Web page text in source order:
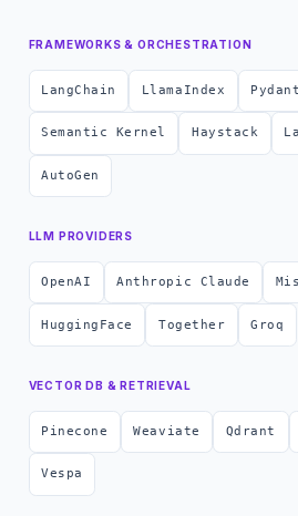
FRAMEWORKS & ORCHESTRATION
LangChain LlamaIndex
Semantic Kernel Haystack
AutoGen
LLM PROVIDERS
OpenAI Anthropic Claude
HuggingFace Together Groq
VECTOR DB & RETRIEVAL
Pinecone Weaviate Qdrant
Vespa